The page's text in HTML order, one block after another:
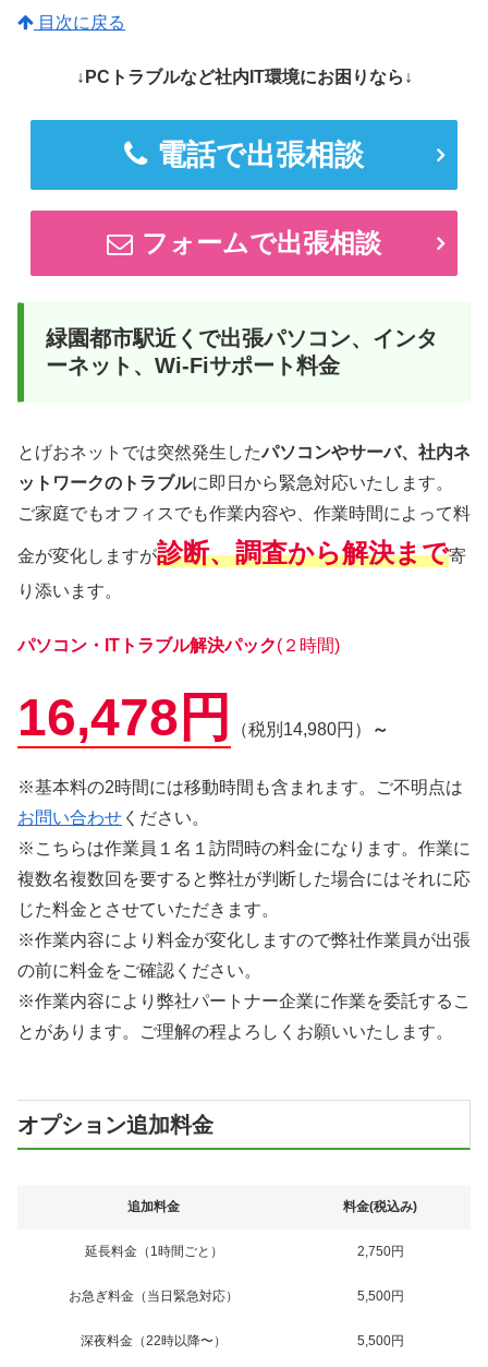
目次に戻る
↓PCトラブルなど社内IT環境にお困りなら↓
電話で出張相談
フォームで出張相談
緑園都市駅近くで出張パソコン、インタ
ーネット、Wi-Fiサポート料金
とげおネットでは突然発生したパソコンやサーバ、社内ネ
ットワークのトラブルに即日から緊急対応いたします。
ご家庭でもオフィスでも作業内容や、作業時間によって料
金が変化しますが診断、調査から解決まで寄
り添います。
パソコン・ITトラブル解決パック(２時間)
16,478円 （税別14,980円） ～
※基本料の2時間には移動時間も含まれます。ご不明点は
お問い合わせ ください。
※こちらは作業員１名１訪問時の料金になります。作業に
複数名複数回を要すると弊社が判断した場合にはそれに応
じた料金とさせていただきます。
※作業内容により料金が変化しますので弊社作業員が出張
の前に料金をご確認ください。
※作業内容により弊社パートナー企業に作業を委託するこ
とがあります。ご理解の程よろしくお願いいたします。
オプション追加料金
追加料金 料金(税込み)
延長料金（1時間ごと） 2,750円
お急ぎ料金（当日緊急対応） 5,500円
深夜料金（22時以降〜） 5,500円